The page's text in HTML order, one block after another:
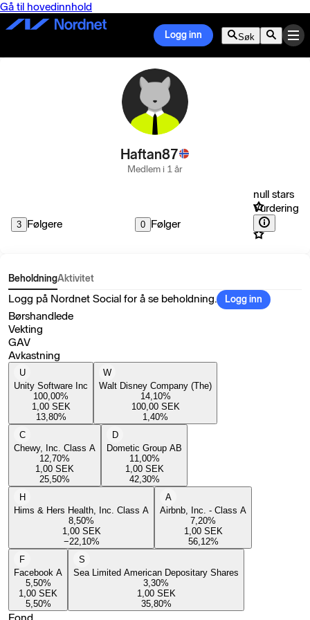
Gå til hovedinnhold
Logg inn Søk
Haftan87
Medlem i 1 år
3 Følgere 0 Følger
null stars
Vurdering
BeholdningAktivitet
Logg på Nordnet Social for å se beholdning. Logg inn
Børshandlede
Vekting
GAV
Avkastning
U
Unity Software Inc
100,00%
1,00 SEK
13,80%
W
Walt Disney Company (The)
14,10%
100,00 SEK
1,40%
C
Chewy, Inc. Class A
12,70%
1,00 SEK
25,50%
D
Dometic Group AB
11,00%
1,00 SEK
42,30%
H
Hims & Hers Health, Inc. Class A
8,50%
1,00 SEK
−22,10%
A
Airbnb, Inc. - Class A
7,20%
1,00 SEK
56,12%
F
Facebook A
5,50%
1,00 SEK
5,50%
S
Sea Limited American Depositary Shares
3,30%
1,00 SEK
35,80%